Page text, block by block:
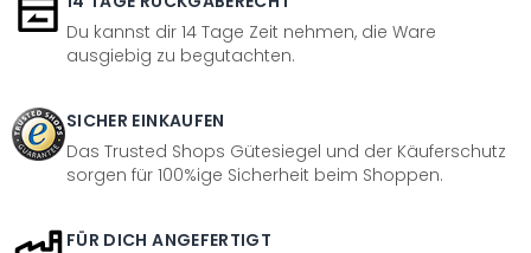
Du kannst dir 14 Tage Zeit nehmen, die Ware
ausgiebig zu begutachten.
SICHER EINKAUFEN
Das Trusted Shops Gütesiegel und der Käuferschutz
sorgen für 100%ige Sicherheit beim Shoppen.
FÜR DICH ANGEFERTIGT